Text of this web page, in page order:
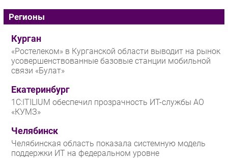
Регионы
Курган
«Ростелеком» в Курганской области выводит на рынок
усовершенствованные базовые станции мобильной
связи «Булат»
Екатеринбург
1С:ITILIUM обеспечил прозрачность ИТ-службы АО
«КУМЗ»
Челябинск
Челябинская область показала системную модель
поддержки ИТ на федеральном уровне